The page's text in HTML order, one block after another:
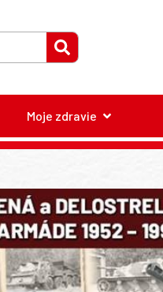
Moje zdravie